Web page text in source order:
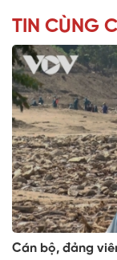
TIN CÙNG
Cán bộ, đảng